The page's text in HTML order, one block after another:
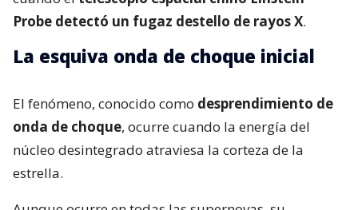
Probe detectó un fugaz destello de rayos X.
La esquiva onda de choque inicial
El fenómeno, conocido como desprendimiento de
onda de choque, ocurre cuando la energía del
núcleo desintegrado atraviesa la corteza de la
estrella.